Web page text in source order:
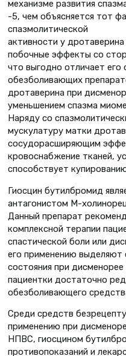
механизме развития
-5, чем объясняется тот
спазмолитической
активности у
побочные эффекты со
что выгодно отличает его
обезболивающих
дротаверина при
уменьшением спазма
Наряду со
мускулатуру матки
сосудорасширяющим
кровоснабжение тканей,
способствует
Гиосцин бутилбромид
антагонистом М-
Данный препарат
комплексной терапии
спастической боли или
его применению выделяют
состояния при
пациентки достаточно
обезболивающего
Среди средств
применению при
НПВС, гиосцином
противопоказаний и